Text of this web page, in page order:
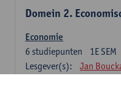
Domein 2.
Economie
1E SEM
6 studiepunten
Lesgever(s):
Jan